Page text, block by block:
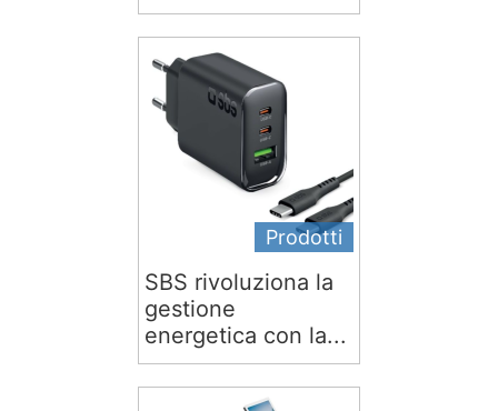
Prodotti
SBS rivoluziona la
gestione
energetica con la...